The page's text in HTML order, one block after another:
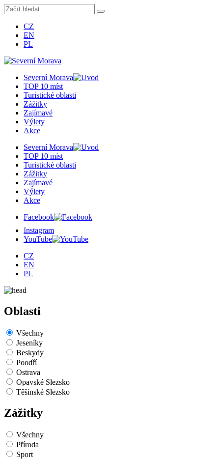
CZ
EN
PL
Severní Morava
TOP 10 míst
Turistické oblasti
Zážitky
Zajímavé
Výlety
Akce
Severní Morava
TOP 10 míst
Turistické oblasti
Zážitky
Zajímavé
Výlety
Akce
Facebook
Instagram
YouTube
CZ
EN
PL
Oblasti
Všechny
Jeseníky
Beskydy
Poodří
Ostrava
Opavské Slezsko
Těšínské Slezsko
Zážitky
Všechny
Příroda
Sport